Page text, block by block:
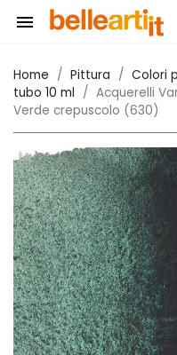

Home Pittura Colori
tubo 10 ml
Acquerelli
Verde crepuscolo (630)